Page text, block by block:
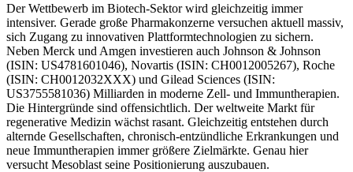
Der Wettbewerb im Biotech-Sektor wird gleichzeitig immer
intensiver. Gerade große Pharmakonzerne versuchen aktuell massiv,
sich Zugang zu innovativen Plattformtechnologien zu sichern.
Neben Merck und Amgen investieren auch Johnson & Johnson
(ISIN: US4781601046), Novartis (ISIN: CH0012005267), Roche
(ISIN: CH0012032XXX) und Gilead Sciences (ISIN:
US3755581036) Milliarden in moderne Zell- und Immuntherapien.
Die Hintergründe sind offensichtlich. Der weltweite Markt für
regenerative Medizin wächst rasant. Gleichzeitig entstehen durch
alternde Gesellschaften, chronisch-entzündliche Erkrankungen und
neue Immuntherapien immer größere Zielmärkte. Genau hier
versucht Mesoblast seine Positionierung auszubauen.